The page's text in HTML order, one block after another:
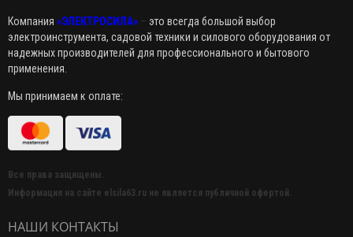
Компания «ЭЛЕКТРОСИЛА» – это всегда большой выбор
электроинструмента, садовой техники и силового оборудования от
надежных производителей для профессионального и бытового
применения.
Мы принимаем к оплате:
Все права защищены.
Информация на сайте elsila63.ru не является публичной офертой.
НАШИ КОНТАКТЫ